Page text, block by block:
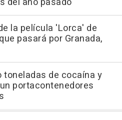
la película 'Lorca' de
pasará por Granada,
toneladas de cocaína y
portacontenedores